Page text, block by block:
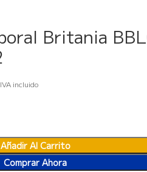
Britania
IVA incluido
Añadir Al Carrito
Comprar Ahora